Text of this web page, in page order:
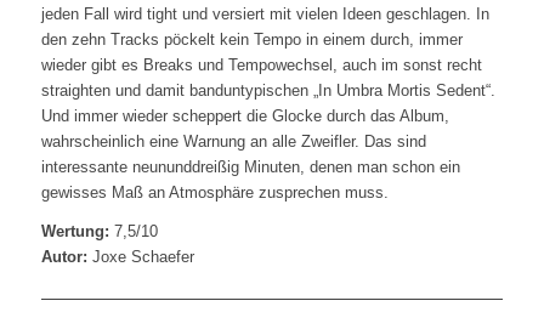
jeden Fall wird tight und versiert mit vielen Ideen geschlagen. In
den zehn Tracks pöckelt kein Tempo in einem durch, immer
wieder gibt es Breaks und Tempowechsel, auch im sonst recht
straighten und damit banduntypischen „In Umbra Mortis Sedent“.
Und immer wieder scheppert die Glocke durch das Album,
wahrscheinlich eine Warnung an alle Zweifler. Das sind
interessante neununddreißig Minuten, denen man schon ein
gewisses Maß an Atmosphäre zusprechen muss.
Wertung: 7,5/10
Autor: Joxe Schaefer